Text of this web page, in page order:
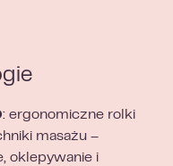
: ergonomiczne rolki
masażu –
oklepywanie i